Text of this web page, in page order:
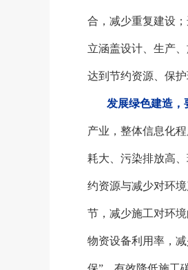
合，减少重复建设
立涵盖设计、生产
达到节约资源、保护
发展绿色建造，
产业，整体信息化
耗大、污染排放高
约资源与减少对环
节，减少施工对环
物资设备利用率，